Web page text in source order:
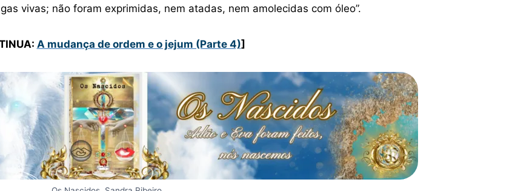
vivas; não foram exprimidas, nem atadas, nem amolecidas com óleo”.
A mudança de ordem e o jejum (Parte 4)]